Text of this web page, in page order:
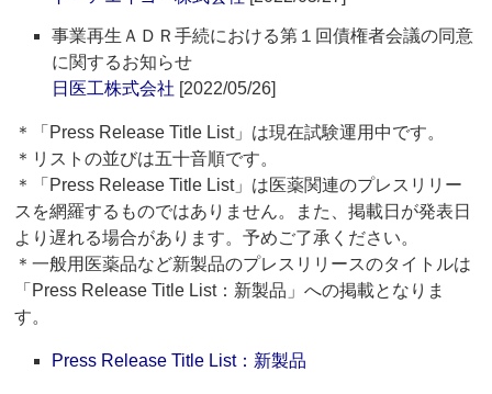
事業再生ＡＤＲ手続における第１回債権者会議の同意
に関するお知らせ
日医工株式会社 [2022/05/26]
＊「Press Release Title List」は現在試験運用中です。
＊リストの並びは五十音順です。
＊「Press Release Title List」は医薬関連のプレスリリー
スを網羅するものではありません。また、掲載日が発表日
より遅れる場合があります。予めご了承ください。
＊一般用医薬品など新製品のプレスリリースのタイトルは
「Press Release Title List：新製品」への掲載となりま
す。
Press Release Title List：新製品